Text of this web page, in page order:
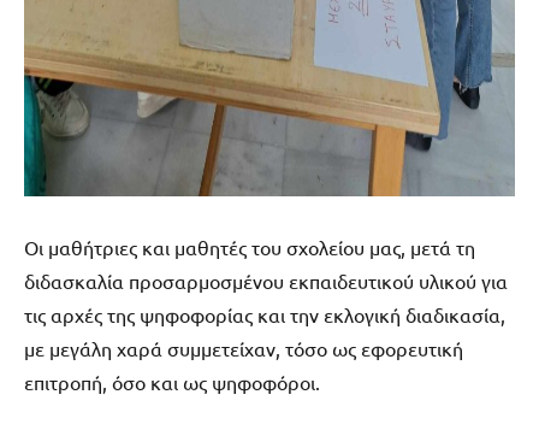
Οι μαθήτριες και μαθητές του σχολείου μας, μετά τη
διδασκαλία προσαρμοσμένου εκπαιδευτικού υλικού για
τις αρχές της ψηφοφορίας και την εκλογική διαδικασία,
με μεγάλη χαρά συμμετείχαν, τόσο ως εφορευτική
επιτροπή, όσο και ως ψηφοφόροι.